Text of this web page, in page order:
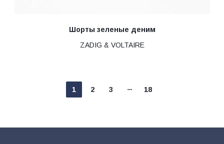
Шорты зеленые деним
ZADIG & VOLTAIRE
1 2 3 18